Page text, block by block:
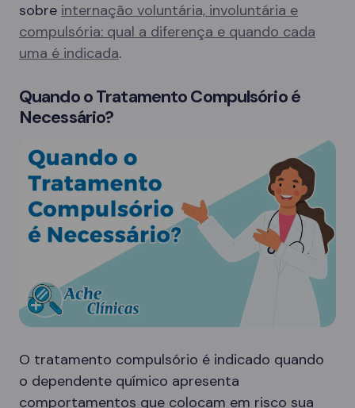
sobre internação voluntária, involuntária e
compulsória: qual a diferença e quando cada
uma é indicada.
Quando o Tratamento Compulsório é
Necessário?
O tratamento compulsório é indicado quando
o dependente químico apresenta
comportamentos que colocam em risco sua